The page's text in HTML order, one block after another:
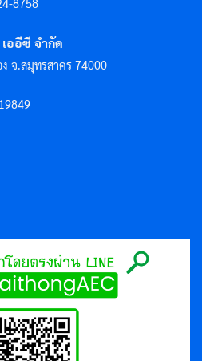
8758
ออีซี จำกัด
จ.สมุทรสาคร 74000